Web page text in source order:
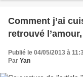
Comment j’ai
retrouvé
Publié le 04/05/2013 à
Par Yan